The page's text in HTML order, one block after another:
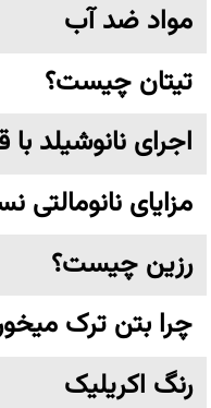
مواد ضد آب
تیتان چیست؟
اجرای نانوشیلد
مزایای نانومالتی
رزین چیست؟
چرا بتن ترک
رنگ اکریلیک